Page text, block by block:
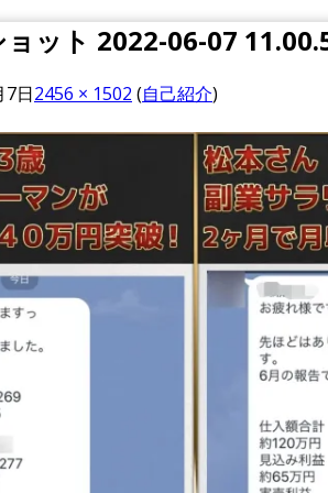
ット 2022-06-07
7日2456 × 1502 (自己紹介)